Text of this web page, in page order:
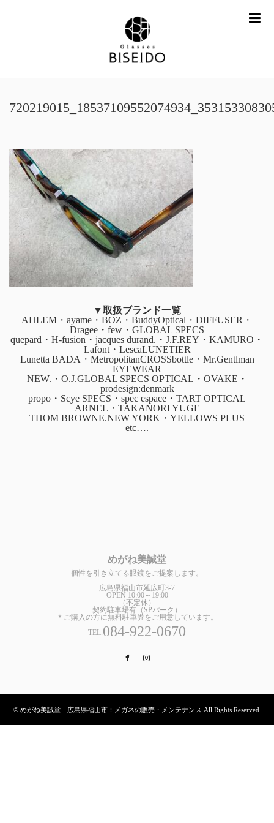
▼取扱ブランド一覧
AHLEM・ayame・BOZ・BuddyOptical・DIFFUSER・
Dragee・few・GLOBAL SPECS
quepard・H-fusion・jacques durand.・J.F.REY・KAMURO・
Lafont・LescaLUNETIER
Lunetta BADA・MetropolitanCROSSbottle・Mr.Gentlman
EYEWEAR
NEW.・O.J.GLOBAL SPECS OPTICAL・OVAKE・
prodesign:denmark
propo・Scye SPECS・spec espace・TART OPTICAL
ARNEL・TAKANORI YUGE
THOM BROWNE.NEW YORK・YELLOWS PLUS
etc….
めがね美誠堂
個性を引き立てる眼鏡をご提案します。
広島県福山市延広町3-7
OPEN 10:00～19:00
（不定休）
契約駐車場有（SPパーク）
＊ご購入の方に無料駐車券をご用意しています。
TEL.084-922-0670
Facebook
© めがね美誠堂｜広島県福山市：メガネの販売・メンテナンス All Rights Reserved.